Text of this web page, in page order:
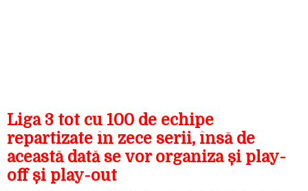
Liga 3 tot cu 100 de echipe
repartizate în zece serii, însă de
această dată se vor organiza și play-
off și play-out